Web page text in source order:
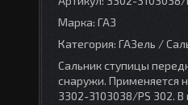
Марка: ГАЗ
Категория: ГАЗель /
Сальник ступицы
снаружи. Применяется
3302-3103038/PS 302.